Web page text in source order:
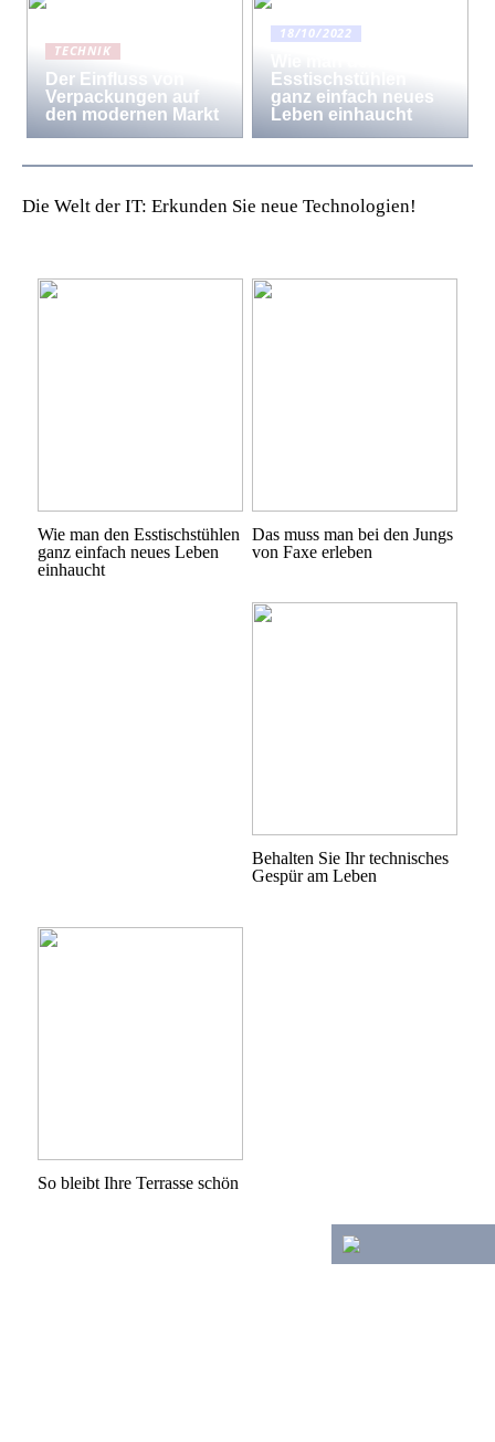
TECHNIK
Der Einfluss von
Verpackungen auf
den modernen Markt
18/10/2022
Esstischstühlen
ganz einfach neues
Leben einhaucht
Die Welt der IT: Erkunden Sie neue Technologien!
Wie man den Esstischstühlen
ganz einfach neues Leben
einhaucht
Das muss man bei den Jungs
von Faxe erleben
Behalten Sie Ihr technisches
Gespür am Leben
So bleibt Ihre Terrasse schön